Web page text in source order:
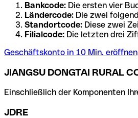
Bankcode: Die ersten vier
Ländercode: Die zwei
Standortcode: Diese zwei
Filialcode: Die letzten drei
Geschäftskonto in 10 Min. eröffnen
JIANGSU DONGTAI RURAL
Einschließlich der Komponenten
JDRE